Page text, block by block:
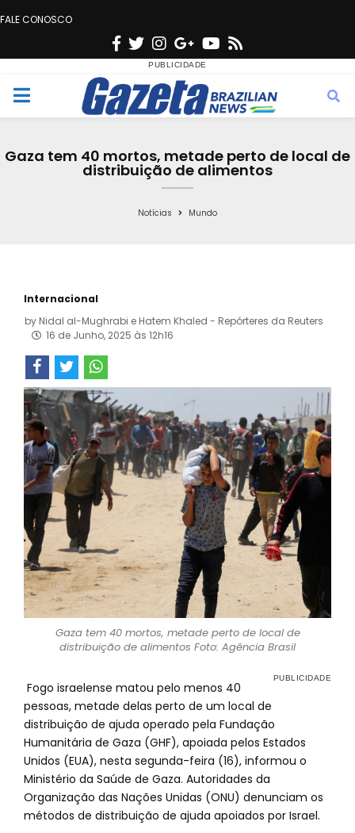
FALE CONOSCO
F
c
e
o
T
w
i
t
e
r
n
s
t
g
r
a
G
o
o
g
e
Y
u
t
b
s
M
Gaza tem 40 mortos, metade perto de local de
distribuição de alimentos
Notícias Mundo
Internacional
by Nidal al-Mughrabi e Hatem Khaled - Repórteres da Reuters
16 de Junho, 2025 às 12h16
Gaza tem 40 mortos, metade perto de local de
distribuição de alimentos Foto: Agência Brasil
Fogo israelense matou pelo menos 40
pessoas, metade delas perto de um local de
distribuição de ajuda operado pela Fundação
Humanitária de Gaza (GHF), apoiada pelos Estados
Unidos (EUA), nesta segunda-feira (16), informou o
Ministério da Saúde de Gaza. Autoridades da
Organização das Nações Unidas (ONU) denunciam os
métodos de distribuição de ajuda apoiados por Israel.